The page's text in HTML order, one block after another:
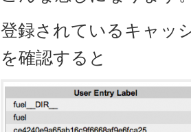
登録されているキャッ
を確認すると